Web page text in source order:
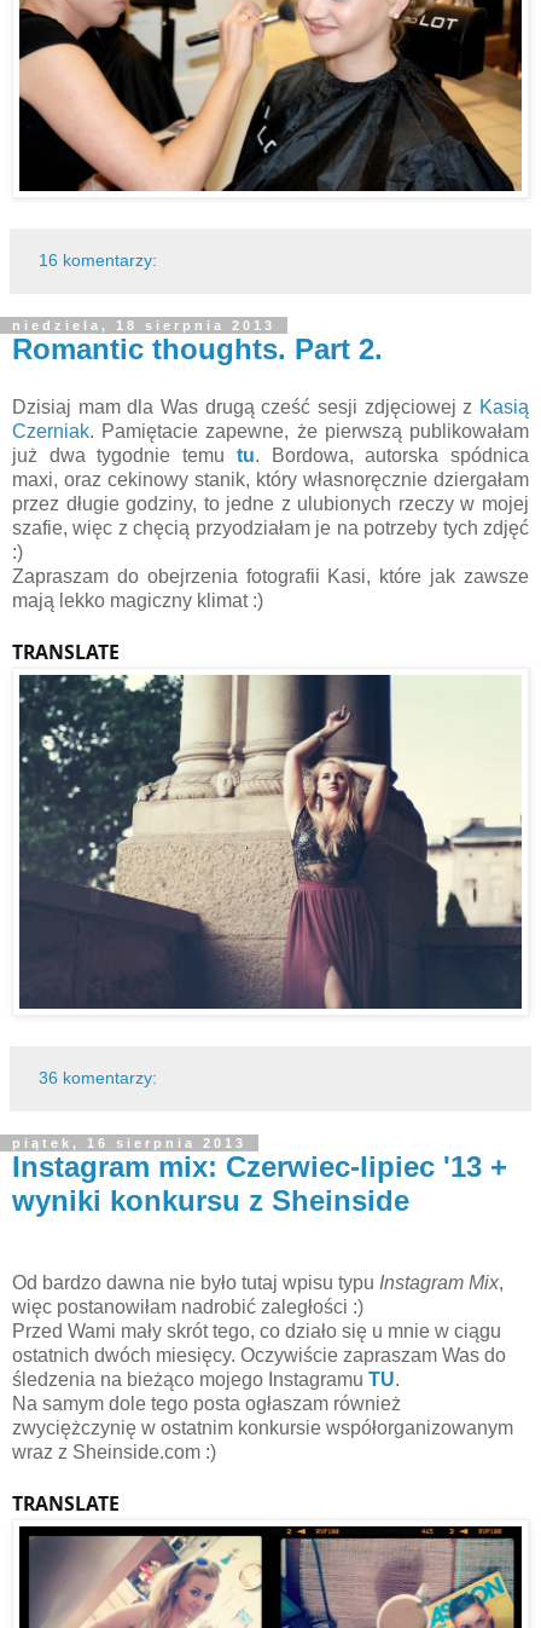
16 komentarzy:
niedziela, 18 sierpnia 2013
Romantic thoughts. Part 2.
Dzisiaj mam dla Was drugą cześć sesji zdjęciowej z Kasią
Czerniak. Pamiętacie zapewne, że pierwszą publikowałam
już dwa tygodnie temu tu. Bordowa, autorska spódnica
maxi, oraz cekinowy stanik, który własnoręcznie dziergałam
przez długie godziny, to jedne z ulubionych rzeczy w mojej
szafie, więc z chęcią przyodziałam je na potrzeby tych zdjęć
:)
Zapraszam do obejrzenia fotografii Kasi, które jak zawsze
mają lekko magiczny klimat :)
TRANSLATE
36 komentarzy:
piątek, 16 sierpnia 2013
Instagram mix: Czerwiec-lipiec '13 +
wyniki konkursu z Sheinside
Od bardzo dawna nie było tutaj wpisu typu Instagram Mix,
więc postanowiłam nadrobić zaległości :)
Przed Wami mały skrót tego, co działo się u mnie w ciągu
ostatnich dwóch miesięcy. Oczywiście zapraszam Was do
śledzenia na bieżąco mojego Instagramu TU.
Na samym dole tego posta ogłaszam również
zwyciężczynię w ostatnim konkursie współorganizowanym
wraz z Sheinside.com :)
TRANSLATE